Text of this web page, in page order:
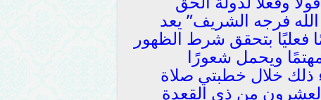
فرجه الشريف” يعد
فعليًا بتحقق شرط الظهور
ويحمل شعورًا
ذلك خلال خطبتي صلاة
من ذي القعدة